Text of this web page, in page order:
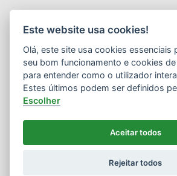
Política de Privacidade
Termos
Política de Segurança da
Definição de
LKCOM - MARKETING OF
Este website usa cookies!
Olá, este site usa cookies essenciais
seu bom funcionamento e cookies
para entender como o utilizador
Estes últimos podem ser definidos
Escolher
Aceitar todos
Rejeitar todos